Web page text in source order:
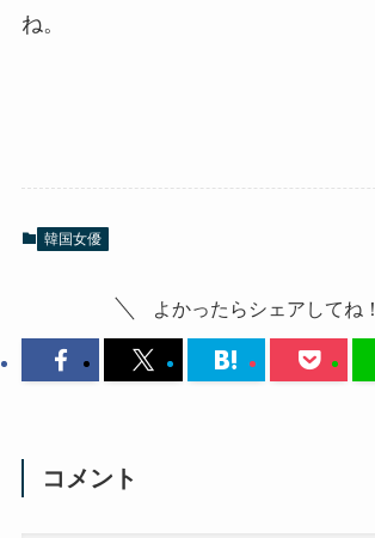
ね。
韓国女優
よかったらシェアしてね！
コメント